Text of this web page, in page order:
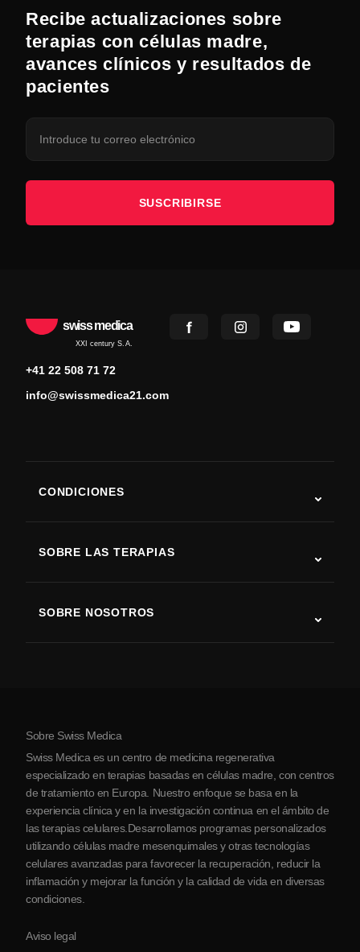
Recibe actualizaciones sobre
terapias con células madre,
avances clínicos y resultados de
pacientes
SUSCRIBIRSE
swiss medica
XXI century S.A.
+41 22 508 71 72
info@swissmedica21.com
CONDICIONES
Enfermedad de Parkinson
Artritis
SOBRE LAS TERAPIAS
SOBRE NOSOTROS
Sobre Serbia
Colaboraciones
Sobre Swiss Medica
Swiss Medica es un centro de medicina regenerativa
especializado en terapias basadas en células madre, con centros
de tratamiento en Europa. Nuestro enfoque se basa en la
experiencia clínica y en la investigación continua en el ámbito de
las terapias celulares.Desarrollamos programas personalizados
utilizando células madre mesenquimales y otras tecnologías
celulares avanzadas para favorecer la recuperación, reducir la
inflamación y mejorar la función y la calidad de vida en diversas
condiciones.
Aviso legal